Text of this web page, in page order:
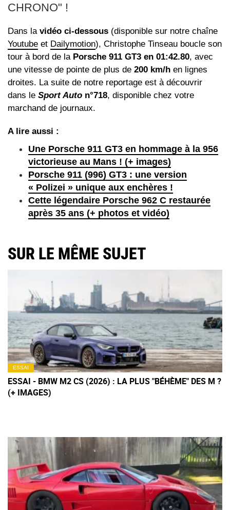
CHRONO" !
Dans la vidéo ci-dessous (disponible sur notre chaîne
Youtube et Dailymotion), Christophe Tinseau boucle son
tour à bord de la Porsche 911 GT3 en 01:42.80, avec
une vitesse de pointe de plus de 200 km/h en lignes
droites. La suite de notre reportage est à découvrir
dans le Sport Auto n°718, disponible chez votre
marchand de journaux.
A lire aussi :
Une Porsche 911 GT3 en hommage à la 956
victorieuse au Mans ! (+ images)
Porsche 911 (996) GT3 : une version
« Polizei » unique aux enchères !
Cette légendaire Porsche 962 C restaurée
après 35 ans (+ photos et vidéo)
SUR LE MÊME SUJET
ESSAI
ESSAI - BMW M2 CS (2026) : LA PLUS "BÉHÈME" DES M ?
(+ IMAGES)